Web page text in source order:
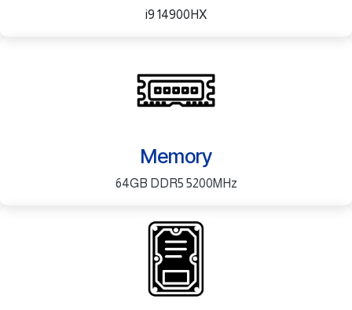
i9 14900HX
Memory
64GB DDR5 5200MHz